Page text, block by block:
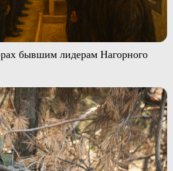
бывшим лидерам Нагорного